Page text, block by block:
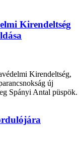
Kirendeltség
Kirendeltség,
új
Spányi Antal püspök.